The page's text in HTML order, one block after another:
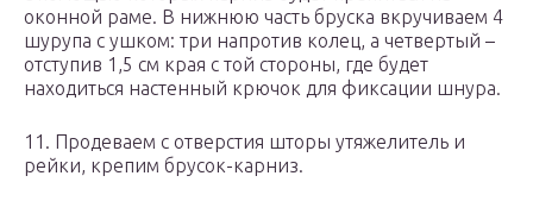
оконной раме. В нижнюю часть бруска вкручиваем 4
шурупа с ушком: три напротив колец, а четвертый –
отступив 1,5 см края с той стороны, где будет
находиться настенный крючок для фиксации шнура.
11. Продеваем с отверстия шторы утяжелитель и
рейки, крепим брусок-карниз.